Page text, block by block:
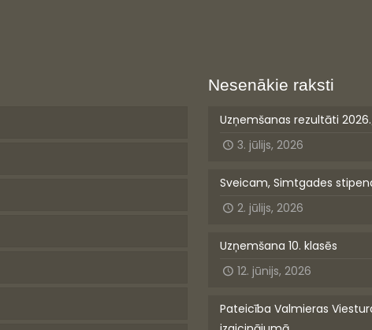
Nesenākie raksti
Uzņemšanas rezultāti
3. jūlijs, 2026
Sveicam, Simtgades
2. jūlijs, 2026
Uzņemšana 10. klasēs
12. jūnijs, 2026
Pateicība Valmieras